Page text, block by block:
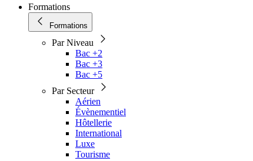
Formations
Formations
Par Niveau
Bac +2
Bac +3
Bac +5
Par Secteur
Aérien
Évènementiel
Hôtellerie
International
Luxe
Tourisme